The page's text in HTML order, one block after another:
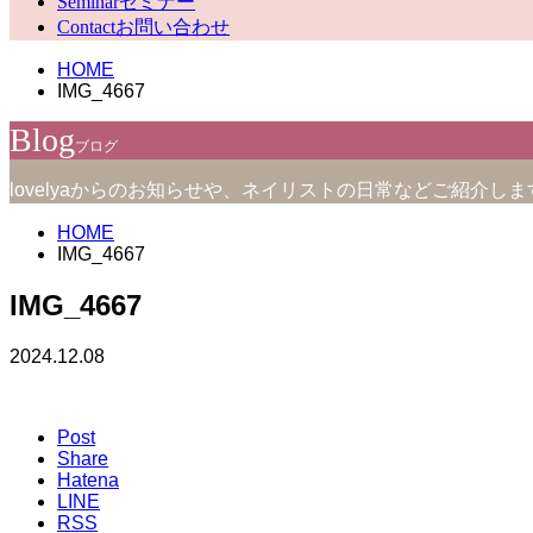
Contactお問い合わせ
HOME
IMG_4667
Blogブログ
lovelyaからのお知らせや、ネイリストの日常などご紹介しま
HOME
IMG_4667
IMG_4667
2024.12.08
Post
Share
Hatena
LINE
RSS